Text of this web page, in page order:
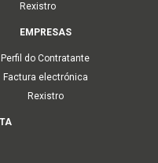
Rexistro
EMPRESAS
Perfil do Contratante
Factura electrónica
Rexistro